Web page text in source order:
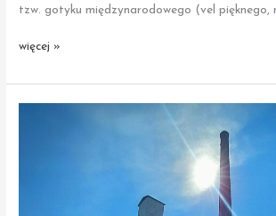
tzw. gotyku międzynarodowego (vel pięknego,
Szydłów
Zamek
więcej »